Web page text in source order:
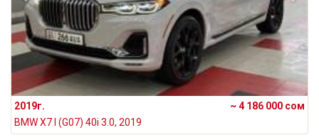
2019г.
~ 4 186 000 сом
BMW X7 I (G07) 40i 3.0, 2019